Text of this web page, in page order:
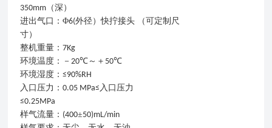
350mm （深）
进出气口：Φ6(外径）快拧接头 （可定制尺
寸）
整机重量：7Kg
环境温度 ：－ 20℃ ～＋ 50℃
环境湿度 ：≤90%RH
入口 压力：0.05 MPa≤ 入口压力
≤0.25MPa
样气流量 ： (400±50)mL/min